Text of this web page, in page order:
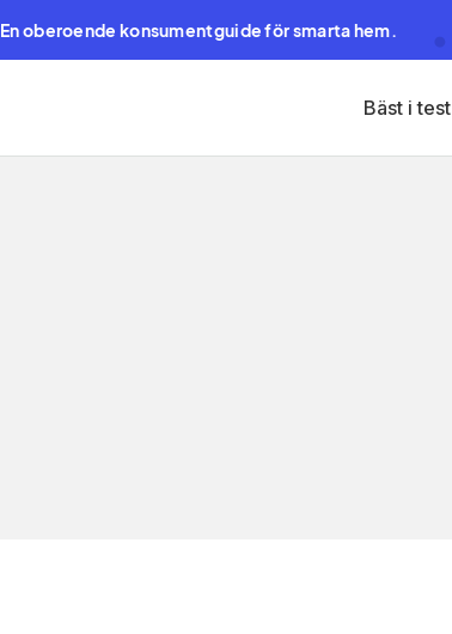
En oberoende konsumentguide för smarta hem.
Bäst i test